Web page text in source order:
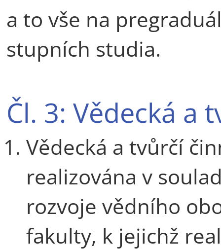
a to vše na
stupních studia.
Čl. 3: Vědecká a
Vědecká a tvůrčí
realizována v
rozvoje vědního
fakulty, k jejichž